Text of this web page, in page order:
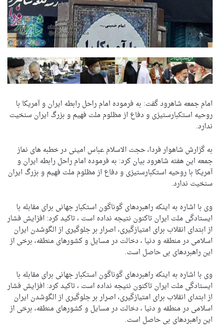
امام جمعه شاهرود گفت: به فرموده امام راحل رابطه ایران و آمریکا با
روحیه استکبارستیزی و دفاع از مظلوم ملت فهیم و بزرگ ایران سنخیت
ندارد.
به گزارش شاهوار فردا، حجت الاسلام عباس امینی در خطبه های نماز
جمعه این هفته شاهرود بیان کرد: به فرموده امام راحل رابطه ایران و
آمریکا با روحیه استکبارستیزی و دفاع از مظلوم ملت فهیم و بزرگ ایران
سنخیت ندارد.
وی با اشاره به اینکه راهبردهای گوناگون استکبار جهانی برای مقابله با
ایستادگی ملت ایران تاکنون نتیجه نداده است ، تاکید کرد: افزایش فشار
از ابتدای انقلاب برای امتیازگیری، اصرار بر جلوگیری از الگوشدن ایران
اسلامی در منطقه و دنیا ، دخالت در مسایل و کشورهای منطقه، برخی از
این راهبردهای بی حاصل است.
وی با اشاره به اینکه راهبردهای گوناگون استکبار جهانی برای مقابله با
ایستادگی ملت ایران تاکنون نتیجه نداده است ، تاکید کرد: افزایش فشار
از ابتدای انقلاب برای امتیازگیری، اصرار بر جلوگیری از الگوشدن ایران
اسلامی در منطقه و دنیا ، دخالت در مسایل و کشورهای منطقه، برخی از
این راهبردهای بی حاصل است.